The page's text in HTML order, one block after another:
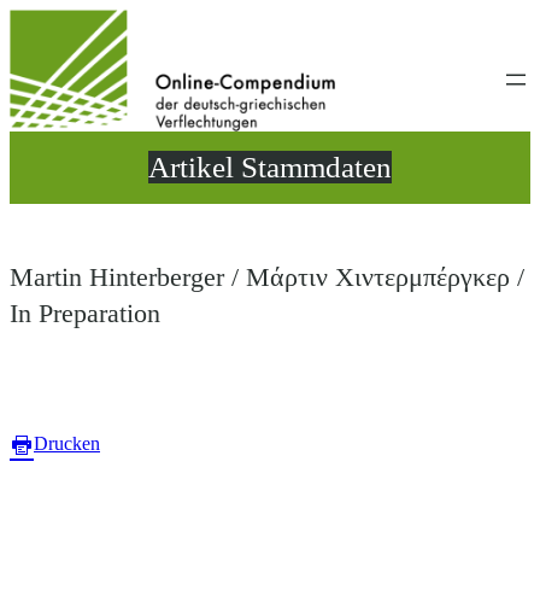
wechseln
Artikel Stammdaten
Martin Hinterberger / Μάρτιν Χιντερμπέργκερ /
In Preparation
Drucken